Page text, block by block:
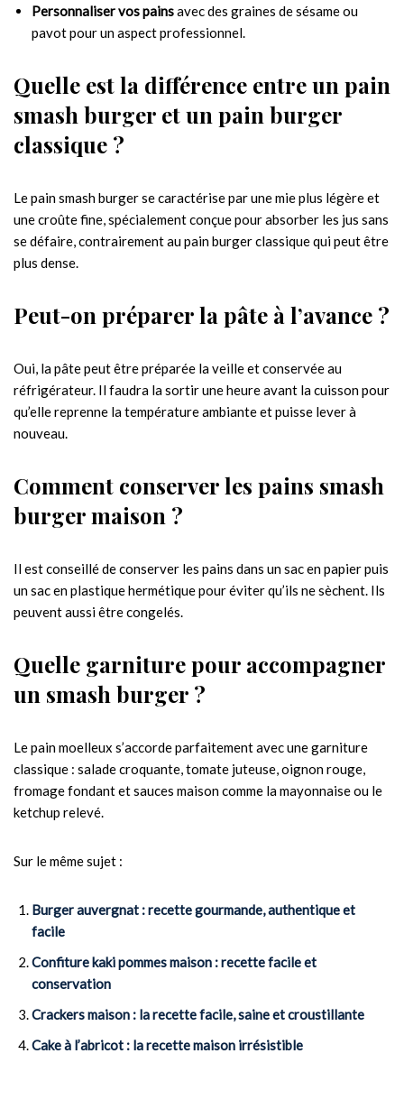
Personnaliser vos painsavec des graines de sésame ou
pavot pour un aspect professionnel.
Quelle est la différence entre un pain
smash burger et un pain burger
classique ?
Le pain smash burger se caractérise par une mie plus légère et
une croûte fine, spécialement conçue pour absorber les jus sans
se défaire, contrairement au pain burger classique qui peut être
plus dense.
Peut-on préparer la pâte à l’avance ?
Oui, la pâte peut être préparée la veille et conservée au
réfrigérateur. Il faudra la sortir une heure avant la cuisson pour
qu’elle reprenne la température ambiante et puisse lever à
nouveau.
Comment conserver les pains smash
burger maison ?
Il est conseillé de conserver les pains dans un sac en papier puis
un sac en plastique hermétique pour éviter qu’ils ne sèchent. Ils
peuvent aussi être congelés.
Quelle garniture pour accompagner
un smash burger ?
Le pain moelleux s’accorde parfaitement avec une garniture
classique : salade croquante, tomate juteuse, oignon rouge,
fromage fondant et sauces maison comme la mayonnaise ou le
ketchup relevé.
Sur le même sujet :
Burger auvergnat : recette gourmande, authentique et
facile
Confiture kaki pommes maison : recette facile et
conservation
Crackers maison : la recette facile, saine et croustillante
Cake à l’abricot : la recette maison irrésistible